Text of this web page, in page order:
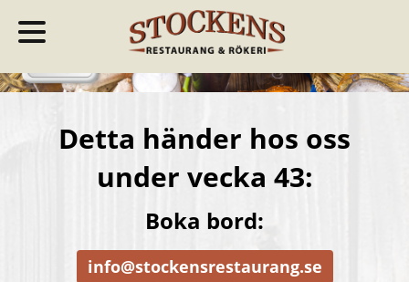
Detta händer hos oss
under vecka 43:
Boka bord:
info@stockensrestaurang.se